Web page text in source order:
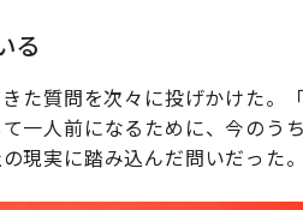
る
た質問を次々に投げかけた。
一人前になるために、今のう
現実に踏み込んだ問いだった。